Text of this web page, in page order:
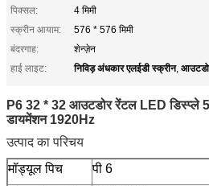
पिक्सल:
4 मिमी
स्क्रीन आयाम:
576 * 576 मिमी
बंदरगाह:
शेन्ज़ेन
हाई लाइट:
निविड़ अंधकार एलईडी स्क्रीन,
P6 32 * 32 आउटडोर रेंटल LED डिस्प्ले
डायमेंशन 1920Hz
उत्पाद का परिचय
मॉड्यूल पिच
पी 6